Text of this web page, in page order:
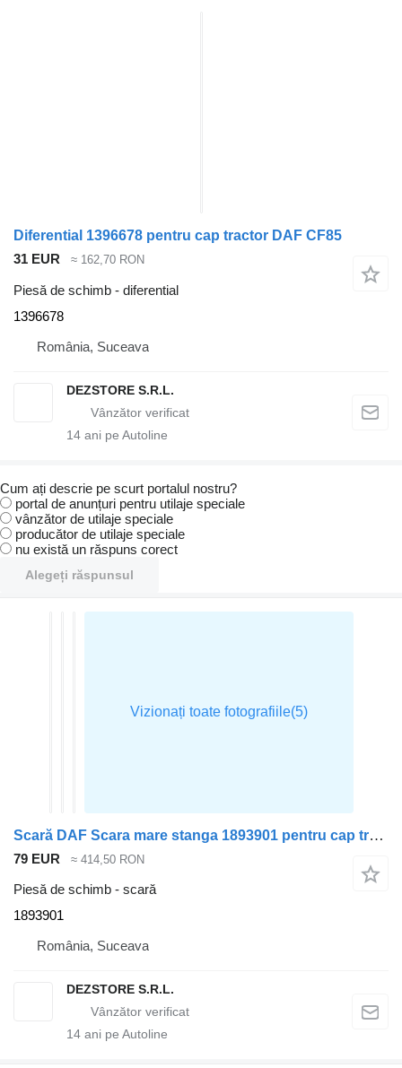
Diferential 1396678 pentru cap tractor DAF CF85
31 EUR
≈ 162,70 RON
Piesă de schimb - diferential
1396678
România, Suceava
DEZSTORE S.R.L.
14 ani pe Autoline
Cum ați descrie pe scurt portalul nostru?
portal de anunțuri pentru utilaje speciale
vânzător de utilaje speciale
producător de utilaje speciale
nu există un răspuns corect
Alegeți răspunsul
Scară DAF Scara mare stanga 1893901 pentru cap tractor DAF CF85
79 EUR ≈ 414,50 RON
Piesă de schimb - scară
1893901
România, Suceava
DEZSTORE S.R.L.
14 ani pe Autoline